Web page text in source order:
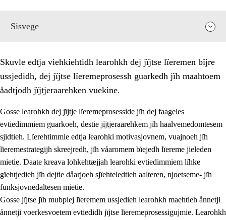
Sisvege
2.1 Sosijaale lïereme jïh evtiedimmie
Skuvle edtja viehkiehtidh learohkh dej jïjtse lïeremen bïjre
ussjedidh, dej jïjtse lïeremeprosessh guarkedh jïh maahtoem
åadtjodh jïjtjeraarehken vuekine.
Gosse learohkh dej jïjtje lïeremeprosesside jïh dej faageles
evtiedimmiem guarkoeh, destie jïjtjeraarehkem jïh haalvemedomtesem
sjidtieh. Lïerehtimmie edtja learohki motivasjovnem, vuajnoeh jïh
lïeremestrategijh skreejredh, jïh våaromem bïejedh lïereme jieleden
mietie. Daate kreava lohkehtæjjah learohki evtiedimmiem lïhke
gïehtjedieh jïh dejtie dåarjoeh sjïehteledtieh aalteren, njoetseme- jïh
funksjovnedaltesen mietie.
Gosse jïjtse jïh mubpiej lïeremem ussjedieh learohkh maehtieh ånnetji
ånnetji voerkesvoetem evtiedidh jïjtse lïeremeprosessigujmie. Learohkh